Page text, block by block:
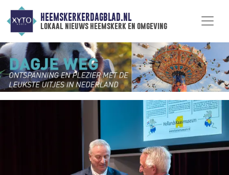
HEEMSKERKERDAGBLAD.NL
lokaal nieuws heemskerk en omgeving